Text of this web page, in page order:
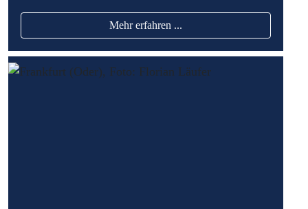
Mehr erfahren ...